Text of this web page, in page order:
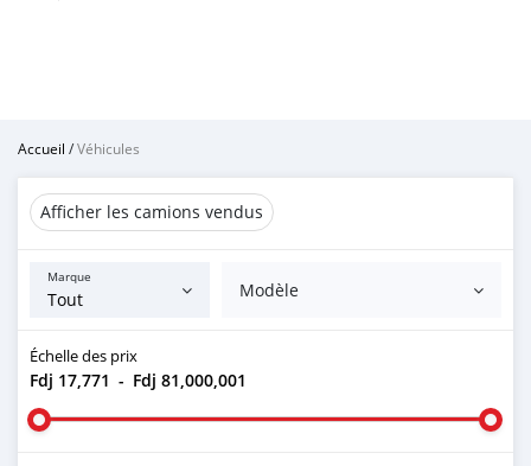
Accueil /Véhicules
Afficher les camions vendus
Marque
Modèle
Échelle des prix
Fdj 17,771 - Fdj 81,000,001